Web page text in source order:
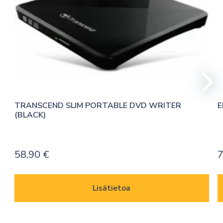
TRANSCEND SLIM PORTABLE DVD WRITER
(BLACK)
58,90 €
Lisätietoa